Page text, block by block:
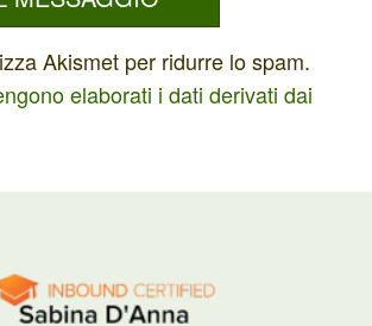
Akismet per ridurre lo spam.
elaborati i dati derivati dai